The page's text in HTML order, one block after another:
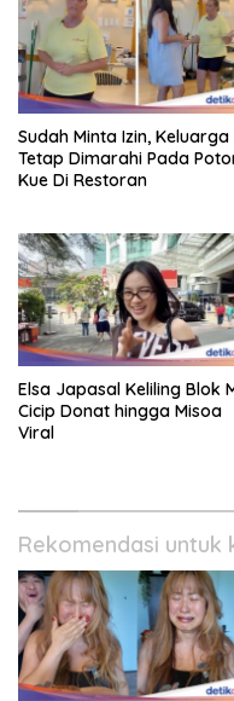
Sudah Minta Izin, Keluarga
Tetap Dimarahi Pada
Kue Di Restoran
Elsa Japasal Keliling Blok
Cicip Donat hingga Misoa
Viral
Rekomendasi untuk